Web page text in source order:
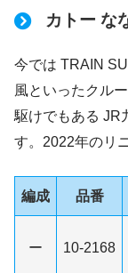
カトー な
今では TRAIN
風といったクル
駆けでもある JR
す。2022年のリ
編成 品番
ー 10-2168